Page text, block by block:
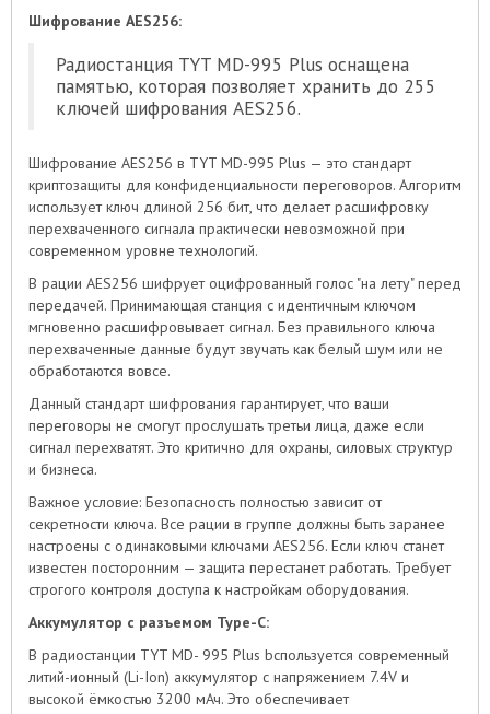
Шифрование AES256:
Радиостанция TYT MD-995 Plus оснащена
памятью, которая позволяет хранить до 255
ключей шифрования AES256.
Шифрование AES256 в TYT MD-995 Plus — это стандарт
криптозащиты для конфиденциальности переговоров. Алгоритм
использует ключ длиной 256 бит, что делает расшифровку
перехваченного сигнала практически невозможной при
современном уровне технологий.
В рации AES256 шифрует оцифрованный голос "на лету" перед
передачей. Принимающая станция с идентичным ключом
мгновенно расшифровывает сигнал. Без правильного ключа
перехваченные данные будут звучать как белый шум или не
обработаются вовсе.
Данный стандарт шифрования гарантирует, что ваши
переговоры не смогут прослушать третьи лица, даже если
сигнал перехватят. Это критично для охраны, силовых структур
и бизнеса.
Важное условие: Безопасность полностью зависит от
секретности ключа. Все рации в группе должны быть заранее
настроены с одинаковыми ключами AES256. Если ключ станет
известен посторонним — защита перестанет работать. Требует
строгого контроля доступа к настройкам оборудования.
Аккумулятор с разъемом Type-C:
В радиостанции TYT MD- 995 Plus bспользуется современный
литий-ионный (Li-Ion) аккумулятор с напряжением 7.4V и
высокой ёмкостью 3200 мАч. Это обеспечивает